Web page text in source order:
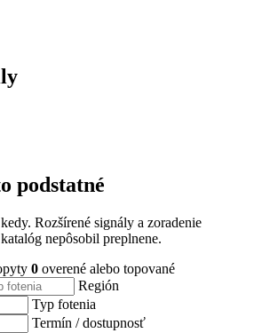
podstatné
Rozšírené signály a zoradenie
nepôsobil preplnene.
0 overené alebo topované
Región
Typ fotenia
Termín / dostupnosť